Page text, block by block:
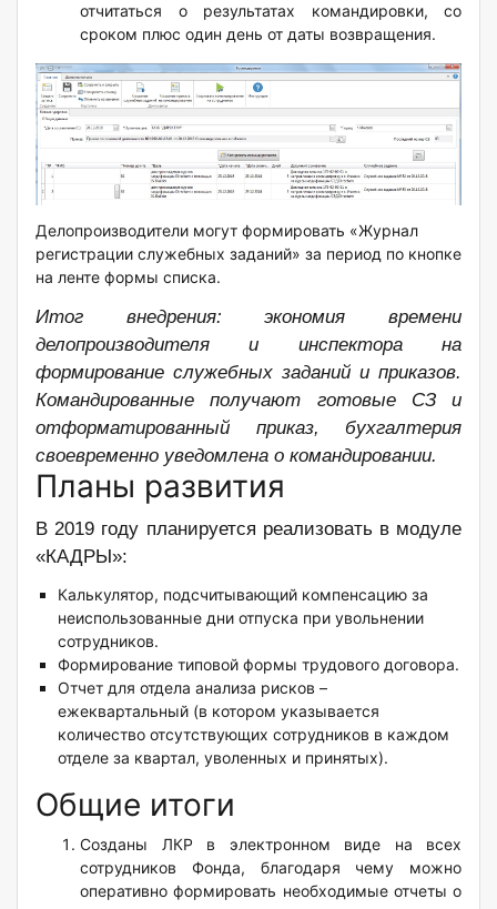
отчитаться о результатах командировки, со
сроком плюс один день от даты возвращения.
Делопроизводители могут формировать «Журнал
регистрации служебных заданий» за период по кнопке
на ленте формы списка.
Итог внедрения: экономия времени
делопроизводителя и инспектора на
формирование служебных заданий и приказов.
Командированные получают готовые СЗ и
отформатированный приказ, бухгалтерия
своевременно уведомлена о командировании.
Планы развития
В 2019 году планируется реализовать в модуле
«КАДРЫ»:
Калькулятор, подсчитывающий компенсацию за
неиспользованные дни отпуска при увольнении
сотрудников.
Формирование типовой формы трудового договора.
Отчет для отдела анализа рисков –
ежеквартальный (в котором указывается
количество отсутствующих сотрудников в каждом
отделе за квартал, уволенных и принятых).
Общие итоги
Созданы ЛКР в электронном виде на всех
сотрудников Фонда, благодаря чему можно
оперативно формировать необходимые отчеты о